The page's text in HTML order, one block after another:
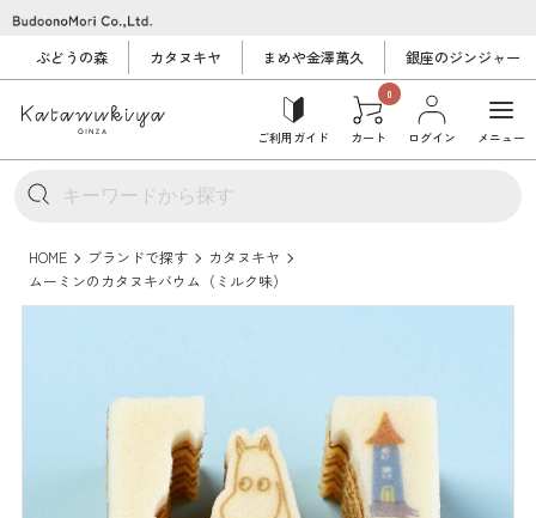
ぶどうの森 カタヌキヤ まめや金澤萬久 銀座のジンジャー
ご利用ガイド
0
カート ログイン メニュー
HOME ブランドで探す
カタヌキヤ
ムーミンのカタヌキバウム（ミルク味）